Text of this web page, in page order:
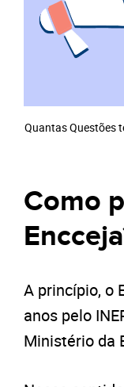
Quantas Questões
Como
A princípio, o
anos pelo
Ministério da